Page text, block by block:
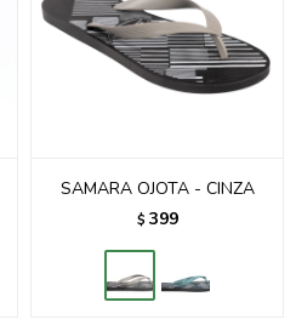
SAMARA OJOTA - CINZA
$ 399